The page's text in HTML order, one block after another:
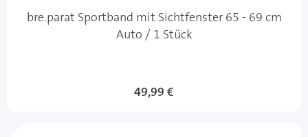
bre.parat Sportband mit Sichtfenster 65 - 69 cm
Auto / 1 Stück
49,99 €